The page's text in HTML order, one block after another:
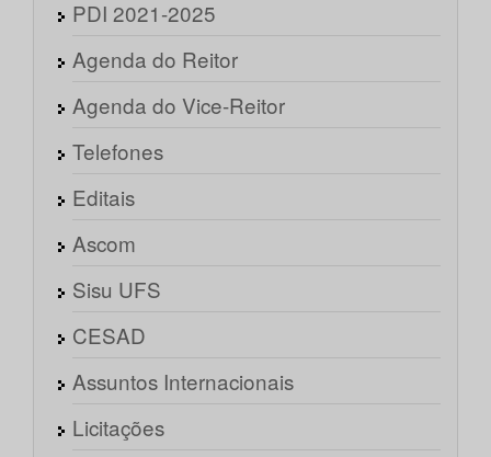
PDI 2021-2025
Agenda do Reitor
Agenda do Vice-Reitor
Telefones
Editais
Ascom
Sisu UFS
CESAD
Assuntos Internacionais
Licitações